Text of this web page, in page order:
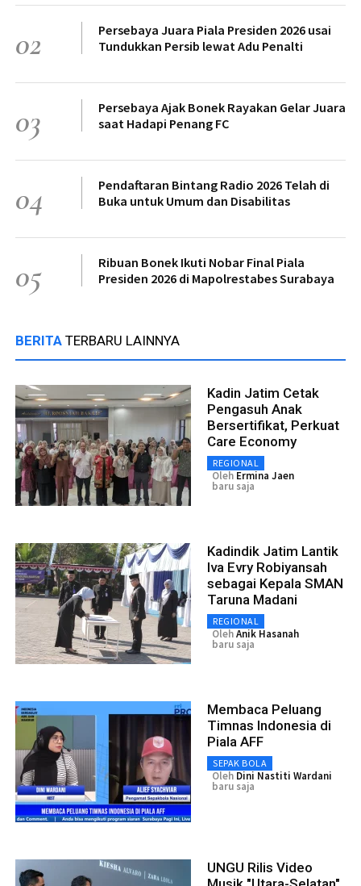
02
Persebaya Juara Piala Presiden 2026 usai
Tundukkan Persib lewat Adu Penalti
03
Persebaya Ajak Bonek Rayakan Gelar Juara
saat Hadapi Penang FC
04
Pendaftaran Bintang Radio 2026 Telah di
Buka untuk Umum dan Disabilitas
05
Ribuan Bonek Ikuti Nobar Final Piala
Presiden 2026 di Mapolrestabes Surabaya
BERITA TERBARU LAINNYA
Kadin Jatim Cetak
Pengasuh Anak
Bersertifikat, Perkuat
Care Economy
REGIONAL
Oleh Ermina Jaen
baru saja
Kadindik Jatim Lantik
Iva Evry Robiyansah
sebagai Kepala SMAN
Taruna Madani
REGIONAL
OlehAnik Hasanah
baru saja
Membaca Peluang
Timnas Indonesia di
Piala AFF
SEPAK BOLA
Oleh Dini Nastiti Wardani
baru saja
UNGU Rilis Video